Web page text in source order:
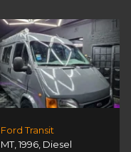
Ford Transit
MT,1996, Diesel